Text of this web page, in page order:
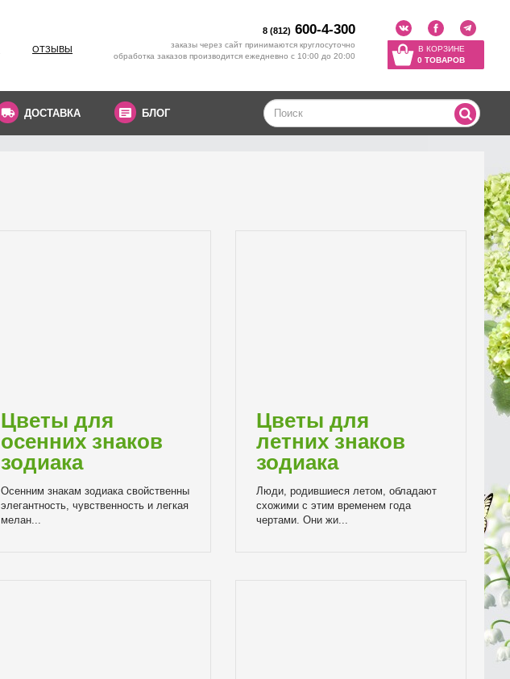
ОТЗЫВЫ
8 (812) 600-4-300
заказы через сайт принимаются круглосуточно
обработка заказов производится ежедневно с 10:00 до 20:00
В КОРЗИНЕ
0 ТОВАРОВ
ДОСТАВКА БЛОГ
Цветы для
осенних знаков
зодиака
Осенним знакам зодиака свойственны
элегантность, чувственность и легкая
мелан...
Цветы для
летних знаков
зодиака
Люди, родившиеся летом, обладают
схожими с этим временем года
чертами. Они жи...